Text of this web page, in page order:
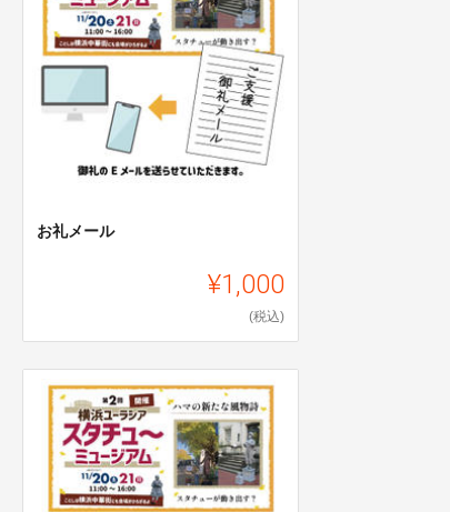
お礼メール
¥1,000
(税込)